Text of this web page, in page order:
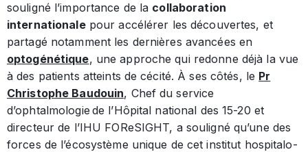
souligné l’importance de la collaboration
internationalepour accélérer les découvertes, et
partagé notamment les dernières avancées en
optogénétique, une approche qui redonne déjà la vue
à des patients atteints de cécité. À ses côtés, le Pr
Christophe Baudouin, Chef du service
d’ophtalmologie de l’Hôpital national des 15-20 et
directeur de l’IHU FOReSIGHT, a souligné qu’une des
forces de l’écosystème unique de cet institut hospitalo-